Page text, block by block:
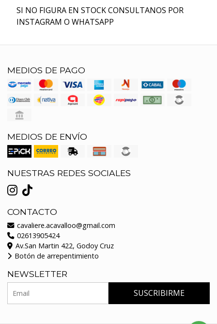
SI NO FIGURA EN STOCK CONSULTANOS POR
INSTAGRAM O WHATSAPP
MEDIOS DE PAGO
MEDIOS DE ENVÍO
NUESTRAS REDES SOCIALES
CONTACTO
cavaliere.acavalloo@gmail.com
02613905424
Av.San Martin 422, Godoy Cruz
Botón de arrepentimiento
NEWSLETTER
SUSCRIBIRME